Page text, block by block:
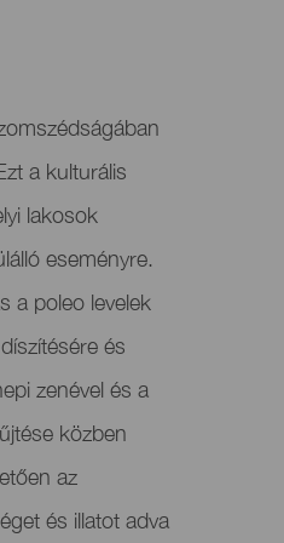
a kulturális
lakosok
eseményre.
a poleo levelek
és
zenével és a
közben
az
és illatot adva